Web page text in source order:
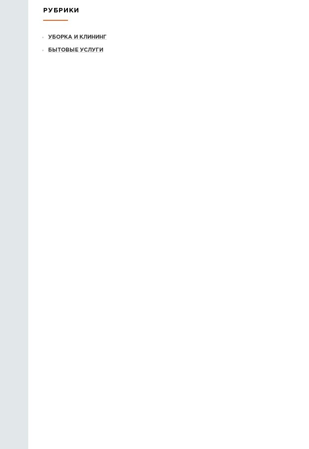
РУБРИКИ
УБОРКА И КЛИНИНГ
БЫТОВЫЕ УСЛУГИ